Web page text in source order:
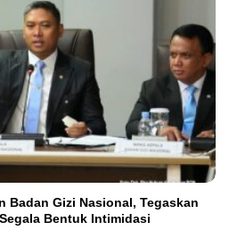
Badan Gizi Nasional, Tegaskan
Bentuk Intimidasi